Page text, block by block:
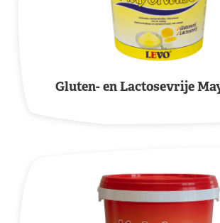
Gluten- en Lactosevrije